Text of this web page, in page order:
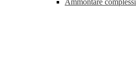
Ammontare